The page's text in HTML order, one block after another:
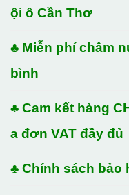
ội ô Cần Thơ
♣ Miễn phí châm
bình
♣ Cam kết hàng
a đơn VAT đầy đủ
♣ Chính sách bảo